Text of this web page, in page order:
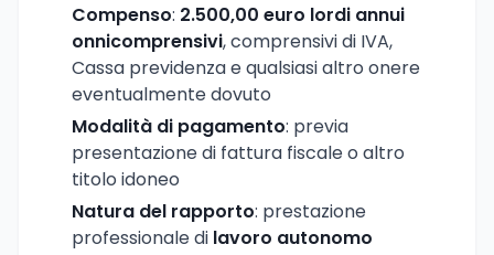
Compenso: 2.500,00 euro lordi annui
onnicomprensivi, comprensivi di IVA,
Cassa previdenza e qualsiasi altro onere
eventualmente dovuto
Modalità di pagamento: previa
presentazione di fattura fiscale o altro
titolo idoneo
Natura del rapporto: prestazione
professionale di lavoro autonomo